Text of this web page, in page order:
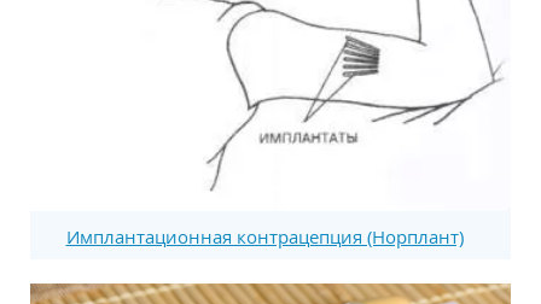
Имплантационная контрацепция (Норплант)